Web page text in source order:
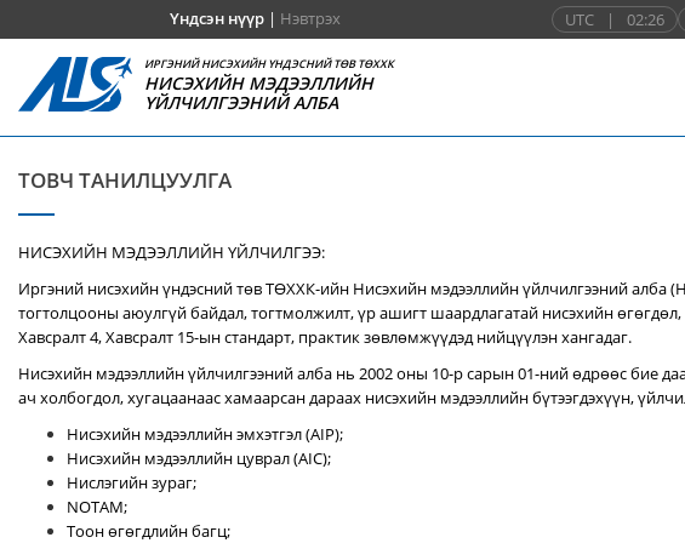
Үндсэн нүүр| Нэвтрэх UTC | 02:26
ИРГЭНИЙ НИСЭХИЙН ҮНДЭСНИЙ ТӨВ ТӨХХК
НИСЭХИЙН МЭДЭЭЛЛИЙН
ҮЙЛЧИЛГЭЭНИЙ АЛБА
ТОВЧ ТАНИЛЦУУЛГА
НИСЭХИЙН МЭДЭЭЛЛИЙН ҮЙЛЧИЛГЭЭ:
Иргэний нисэхийн үндэсний төв ТӨХХК-ийн Нисэхийн мэдээллийн үйлчилгээний алба
тогтолцооны аюулгүй байдал, тогтмолжилт, үр ашигт шаардлагатай нисэхийн
Хавсралт 4, Хавсралт 15-ын стандарт, практик зөвлөмжүүдэд нийцүүлэн хангадаг.
Нисэхийн мэдээллийн үйлчилгээний алба нь 2002 оны 10-р сарын 01-ний өдрөөс бие
ач холбогдол, хугацаанаас хамаарсан дараах нисэхийн мэдээллийн бүтээгдэхүүн,
Нисэхийн мэдээллийн эмхэтгэл (AIP);
Нисэхийн мэдээллийн цуврал (AIC);
Нислэгийн зураг;
NOTAM;
Тоон өгөгдлийн багц;